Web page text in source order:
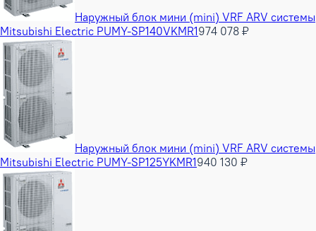
Наружный блок мини (mini) VRF ARV системы
Mitsubishi Electric PUMY-SP140VKMR1974 078 ₽
Наружный блок мини (mini) VRF ARV системы
Mitsubishi Electric PUMY-SP125YKMR1940 130 ₽